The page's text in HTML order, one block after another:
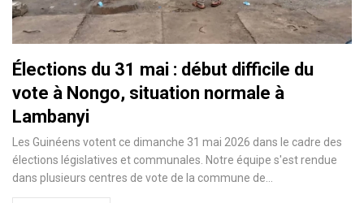
Élections du 31 mai : début difficile du
vote à Nongo, situation normale à
Lambanyi
Les Guinéens votent ce dimanche 31 mai 2026 dans le cadre des
élections législatives et communales. Notre équipe s'est rendue
dans plusieurs centres de vote de la commune de…